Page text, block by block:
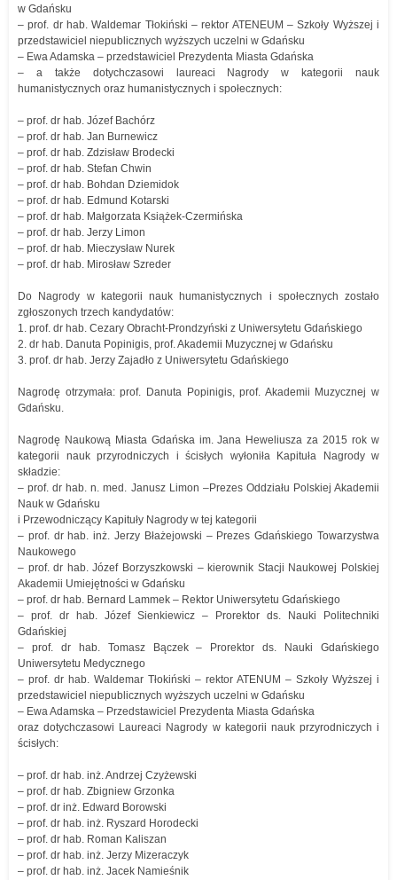
w Gdańsku
– prof. dr hab. Waldemar Tłokiński – rektor ATENEUM – Szkoły Wyższej i
przedstawiciel niepublicznych wyższych uczelni w Gdańsku
– Ewa Adamska – przedstawiciel Prezydenta Miasta Gdańska
– a także dotychczasowi laureaci Nagrody w kategorii nauk
humanistycznych oraz humanistycznych i społecznych:
– prof. dr hab. Józef Bachórz
– prof. dr hab. Jan Burnewicz
– prof. dr hab. Zdzisław Brodecki
– prof. dr hab. Stefan Chwin
– prof. dr hab. Bohdan Dziemidok
– prof. dr hab. Edmund Kotarski
– prof. dr hab. Małgorzata Książek-Czermińska
– prof. dr hab. Jerzy Limon
– prof. dr hab. Mieczysław Nurek
– prof. dr hab. Mirosław Szreder
Do Nagrody w kategorii nauk humanistycznych i społecznych zostało
zgłoszonych trzech kandydatów:
1. prof. dr hab. Cezary Obracht-Prondzyński z Uniwersytetu Gdańskiego
2. dr hab. Danuta Popinigis, prof. Akademii Muzycznej w Gdańsku
3. prof. dr hab. Jerzy Zajadło z Uniwersytetu Gdańskiego
Nagrodę otrzymała: prof. Danuta Popinigis, prof. Akademii Muzycznej w
Gdańsku.
Nagrodę Naukową Miasta Gdańska im. Jana Heweliusza za 2015 rok w
kategorii nauk przyrodniczych i ścisłych wyłoniła Kapituła Nagrody w
składzie:
– prof. dr hab. n. med. Janusz Limon –Prezes Oddziału Polskiej Akademii
Nauk w Gdańsku
i Przewodniczący Kapituły Nagrody w tej kategorii
– prof. dr hab. inż. Jerzy Błażejowski – Prezes Gdańskiego Towarzystwa
Naukowego
– prof. dr hab. Józef Borzyszkowski – kierownik Stacji Naukowej Polskiej
Akademii Umiejętności w Gdańsku
– prof. dr hab. Bernard Lammek – Rektor Uniwersytetu Gdańskiego
– prof. dr hab. Józef Sienkiewicz – Prorektor ds. Nauki Politechniki
Gdańskiej
– prof. dr hab. Tomasz Bączek – Prorektor ds. Nauki Gdańskiego
Uniwersytetu Medycznego
– prof. dr hab. Waldemar Tłokiński – rektor ATENUM – Szkoły Wyższej i
przedstawiciel niepublicznych wyższych uczelni w Gdańsku
– Ewa Adamska – Przedstawiciel Prezydenta Miasta Gdańska
oraz dotychczasowi Laureaci Nagrody w kategorii nauk przyrodniczych i
ścisłych:
– prof. dr hab. inż. Andrzej Czyżewski
– prof. dr hab. Zbigniew Grzonka
– prof. dr inż. Edward Borowski
– prof. dr hab. inż. Ryszard Horodecki
– prof. dr hab. Roman Kaliszan
– prof. dr hab. inż. Jerzy Mizeraczyk
– prof. dr hab. inż. Jacek Namieśnik